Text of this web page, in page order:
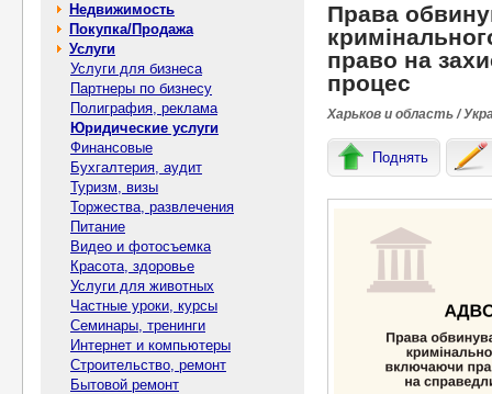
Недвижимость
Покупка/Продажа
Услуги
Услуги для бизнеса
Партнеры по бизнесу
Полиграфия, реклама
Юридические услуги
Финансовые
Бухгалтерия, аудит
Туризм, визы
Торжества, развлечения
Питание
Видео и фотосъемка
Красота, здоровье
Услуги для животных
Частные уроки, курсы
Семинары, тренинги
Интернет и компьютеры
Строительство, ремонт
Бытовой ремонт
Права
право на
процес
Харьков и область /
Поднять